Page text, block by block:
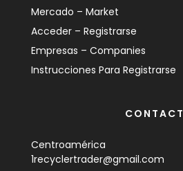
Mercado – Market
Acceder – Registrarse
Empresas – Companies
Instrucciones Para Registrarse
CONTACT
Centroamérica
1recyclertrader@gmail.com